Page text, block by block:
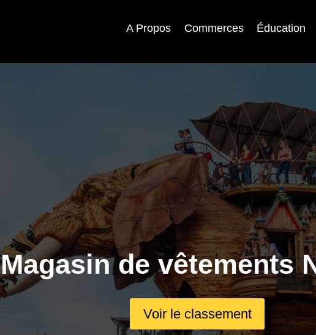
A Propos Commerces Éducation
Magasin de vêtements
Voir le classement